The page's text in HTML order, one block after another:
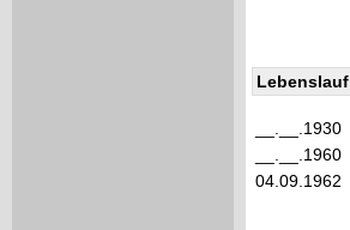
Lebenslauf
__.__.1930
__.__.1960
04.09.1962